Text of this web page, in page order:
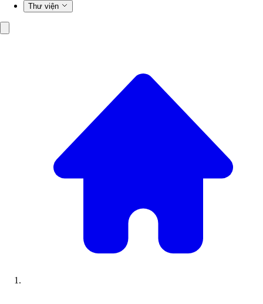
Thư viện